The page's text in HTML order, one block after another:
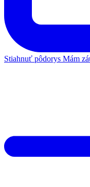
Stiahnuť pôdorys Mám